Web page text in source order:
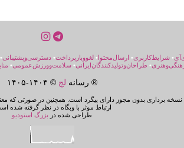
• شرایط‌کاربری• ارسال‌محتوا• لغووبازپرداخت• دسترسی‌و‌پشتیبانی•
• طراحان‌و‌تولیدکنندگان‌ایرانی• سلامت‌و‌ورزش‌عمومی•
® رسانه لچ © ۱۴۰۴- ۱۴۰۵
برداری بدون مجوز دارای پیگرد است. همچنین در صورتی که
ارتباط موثر با وبگاه در نظر گرفته شده
طراحی شده در بزرگ استودیو